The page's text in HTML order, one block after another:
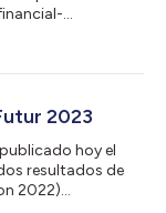
variable
su capital. En
2023
hoy el
resultados de
2022)